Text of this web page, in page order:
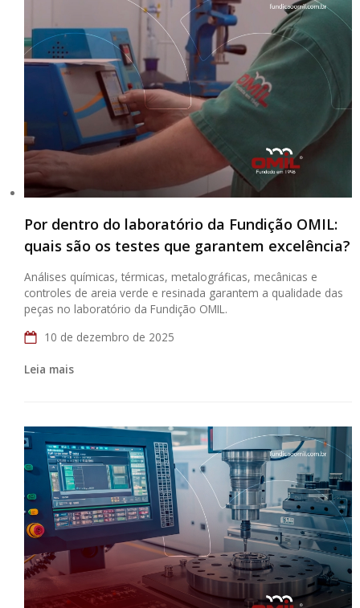
Por dentro do laboratório da Fundição OMIL:
quais são os testes que garantem excelência?
Análises químicas, térmicas, metalográficas, mecânicas e
controles de areia verde e resinada garantem a qualidade das
peças no laboratório da Fundição OMIL.
10 de dezembro de 2025
Leia mais